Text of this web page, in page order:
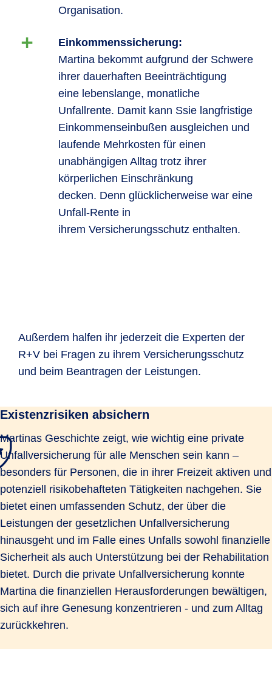
Organisation.
Einkommenssicherung:
Martina bekommt aufgrund der Schwere
ihrer dauerhaften Beeinträchtigung
eine lebenslange, monatliche
Unfallrente. Damit kann Ssie langfristige
Einkommenseinbußen ausgleichen und
laufende Mehrkosten für einen
unabhängigen Alltag trotz ihrer
körperlichen Einschränkung
decken. Denn glücklicherweise war eine
Unfall-Rente in
ihrem Versicherungsschutz enthalten.
Außerdem halfen ihr jederzeit die Experten der
R+V bei Fragen zu ihrem Versicherungsschutz
und beim Beantragen der Leistungen.
Existenzrisiken absichern
Martinas Geschichte zeigt, wie wichtig eine private
Unfallversicherung für alle Menschen sein kann –
besonders für Personen, die in ihrer Freizeit aktiven und
potenziell risikobehafteten Tätigkeiten nachgehen. Sie
bietet einen umfassenden Schutz, der über die
Leistungen der gesetzlichen Unfallversicherung
hinausgeht und im Falle eines Unfalls sowohl finanzielle
Sicherheit als auch Unterstützung bei der Rehabilitation
bietet. Durch die private Unfallversicherung konnte
Martina die finanziellen Herausforderungen bewältigen,
sich auf ihre Genesung konzentrieren - und zum Alltag
zurückkehren.